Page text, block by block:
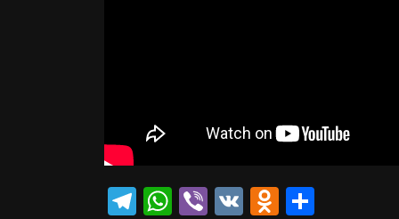
Telegram
WhatsApp
Viber
VK